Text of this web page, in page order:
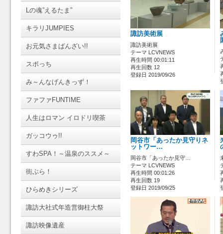
Lの魂”えるたま”
キラリJUMPIES
お元気さまばんざい!!
スポっち
み～んなげんきっず！
ファファFUNTIME
人生はロマン イロドリ喫茶
ガッコウゥ!!
すわSPA！～温泉のススメ～
街ぶら！
ひらめきシリーズ
諏訪大社式年造営御柱大祭
諏訪映像遺産
諏訪美術展
諏訪美術展
テーマ LCVNEWS
再生時間 00:01:11
再生回数 12
登録日 2019/09/26
岡谷市「あったか見守りネ
ットワー…
岡谷市「あったか見守…
テーマ LCVNEWS
再生時間 00:01:26
再生回数 19
登録日 2019/09/25